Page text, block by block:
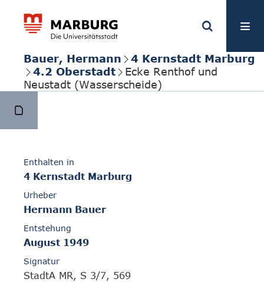
Bauer, Hermann
4 Kernstadt Marburg
4.2 Oberstadt
Ecke Renthof und
Neustadt (Wasserscheide)
Enthalten in
4 Kernstadt Marburg
Urheber
Hermann Bauer
Entstehung
August 1949
Signatur
StadtA MR, S 3/7, 569